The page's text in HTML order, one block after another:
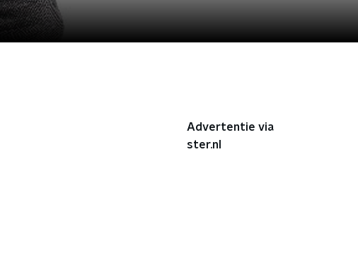
Advertentie via
ster.nl